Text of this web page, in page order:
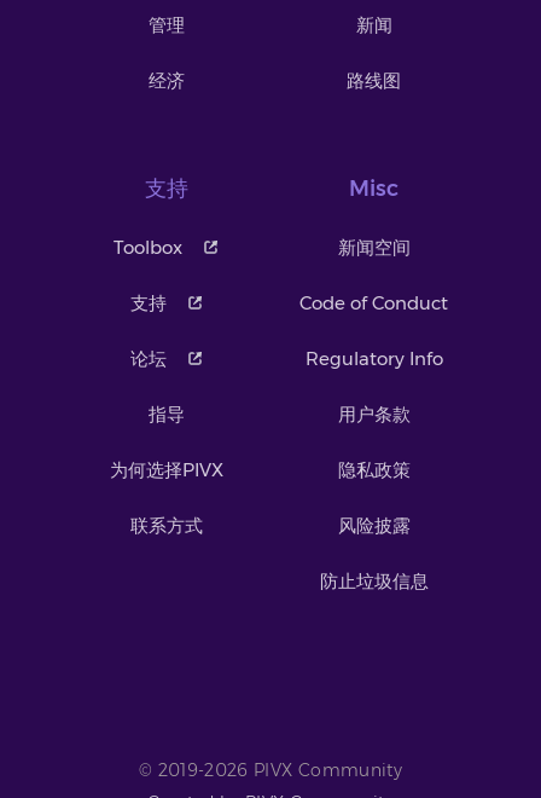
管理
经济
新闻
路线图
支持
Toolbox
支持
论坛
指导
为何选择PIVX
联系方式
Misc
新闻空间
Code of Conduct
Regulatory Info
用户条款
隐私政策
风险披露
防止垃圾信息
© 2019-2026 PIVX Community